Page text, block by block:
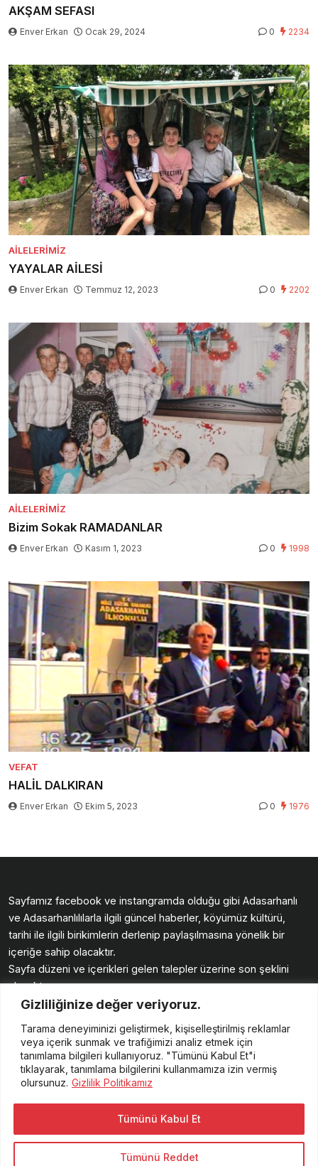
Gizliliğinize değer veriyoruz.
Tarama deneyiminizi geliştirmek, kişiselleştirilmiş reklamlar
veya içerik sunmak ve trafiğimizi analiz etmek için
tanımlama bilgileri kullanıyoruz. "Tümünü Kabul Et"i
tıklayarak, tanımlama bilgilerini kullanmamıza izin vermiş
olursunuz. Gizlilik Politikamız
Tümünü Reddet
Tümünü Kabul Et
AKŞAM SEFASI
Enver Erkan Ocak 29, 2024 0 2234
AILELERIMIZ
YAYALAR AİLESİ
Enver Erkan Temmuz 12, 2023 0 2202
AILELERIMIZ
Bizim Sokak RAMADANLAR
Enver Erkan Kasım 1, 2023 0 1998
VEFAT
HALİL DALKIRAN
Enver Erkan Ekim 5, 2023 0 1976
Sayfamız facebook ve instangramda olduğu gibi Adasarhanlı
ve Adasarhanlılılarla ilgili güncel haberler, köyümüz kültürü,
tarihi ile ilgili birikimlerin derlenip paylaşılmasına yönelik bir
içeriğe sahip olacaktır.
Sayfa düzeni ve içerikleri gelen talepler üzerine son şeklini
alacaktır.
Köyümüz sayfasında buluşmak üzere.
Adasarhanlı Köyü - Enver ERKAN© 2023. Tüm hakları saklıdır.